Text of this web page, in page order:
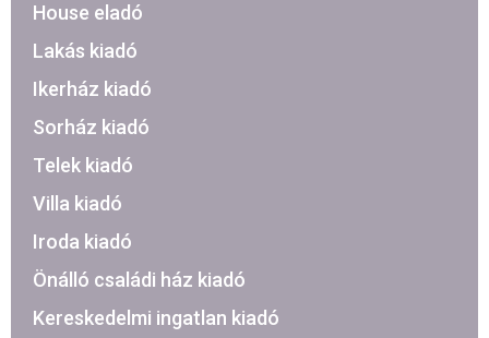
House eladó
Lakás kiadó
Ikerház kiadó
Sorház kiadó
Telek kiadó
Villa kiadó
Iroda kiadó
Önálló családi ház kiadó
Kereskedelmi ingatlan kiadó